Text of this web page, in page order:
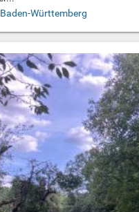
Baden-Württemberg